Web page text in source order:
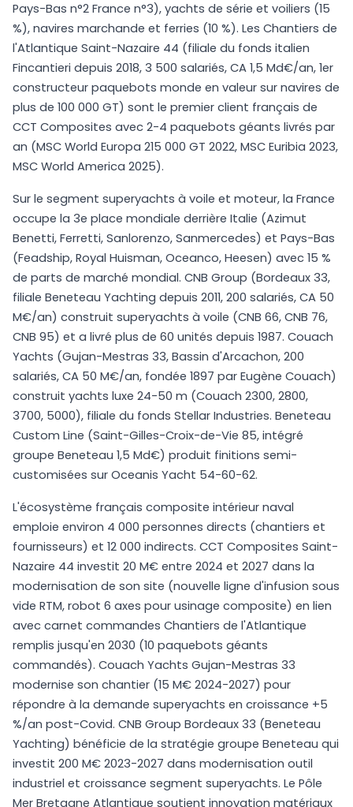
Pays-Bas n°2 France n°3), yachts de série et voiliers (15
%), navires marchande et ferries (10 %). Les Chantiers de
l'Atlantique Saint-Nazaire 44 (filiale du fonds italien
Fincantieri depuis 2018, 3 500 salariés, CA 1,5 Md€/an, 1er
constructeur paquebots monde en valeur sur navires de
plus de 100 000 GT) sont le premier client français de
CCT Composites avec 2-4 paquebots géants livrés par
an (MSC World Europa 215 000 GT 2022, MSC Euribia 2023,
MSC World America 2025).
Sur le segment superyachts à voile et moteur, la France
occupe la 3e place mondiale derrière Italie (Azimut
Benetti, Ferretti, Sanlorenzo, Sanmercedes) et Pays-Bas
(Feadship, Royal Huisman, Oceanco, Heesen) avec 15 %
de parts de marché mondial. CNB Group (Bordeaux 33,
filiale Beneteau Yachting depuis 2011, 200 salariés, CA 50
M€/an) construit superyachts à voile (CNB 66, CNB 76,
CNB 95) et a livré plus de 60 unités depuis 1987. Couach
Yachts (Gujan-Mestras 33, Bassin d'Arcachon, 200
salariés, CA 50 M€/an, fondée 1897 par Eugène Couach)
construit yachts luxe 24-50 m (Couach 2300, 2800,
3700, 5000), filiale du fonds Stellar Industries. Beneteau
Custom Line (Saint-Gilles-Croix-de-Vie 85, intégré
groupe Beneteau 1,5 Md€) produit finitions semi-
customisées sur Oceanis Yacht 54-60-62.
L'écosystème français composite intérieur naval
emploie environ 4 000 personnes directs (chantiers et
fournisseurs) et 12 000 indirects. CCT Composites Saint-
Nazaire 44 investit 20 M€ entre 2024 et 2027 dans la
modernisation de son site (nouvelle ligne d'infusion sous
vide RTM, robot 6 axes pour usinage composite) en lien
avec carnet commandes Chantiers de l'Atlantique
remplis jusqu'en 2030 (10 paquebots géants
commandés). Couach Yachts Gujan-Mestras 33
modernise son chantier (15 M€ 2024-2027) pour
répondre à la demande superyachts en croissance +5
%/an post-Covid. CNB Group Bordeaux 33 (Beneteau
Yachting) bénéficie de la stratégie groupe Beneteau qui
investit 200 M€ 2023-2027 dans modernisation outil
industriel et croissance segment superyachts. Le Pôle
Mer Bretagne Atlantique soutient innovation matériaux